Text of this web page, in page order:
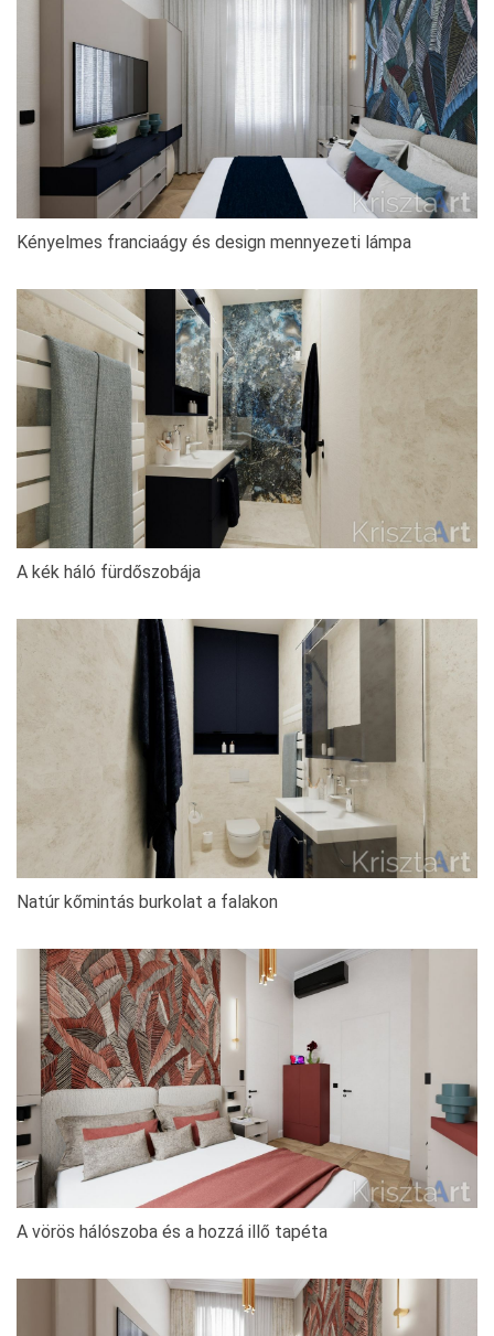
Kényelmes franciaágy és design mennyezeti lámpa
A kék háló fürdőszobája
Natúr kőmintás burkolat a falakon
A vörös hálószoba és a hozzá illő tapéta